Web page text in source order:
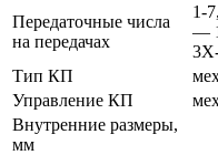
Передаточные числа
на передачах
1-
—
Тип КП
Управление КП
Внутренние размеры,
мм